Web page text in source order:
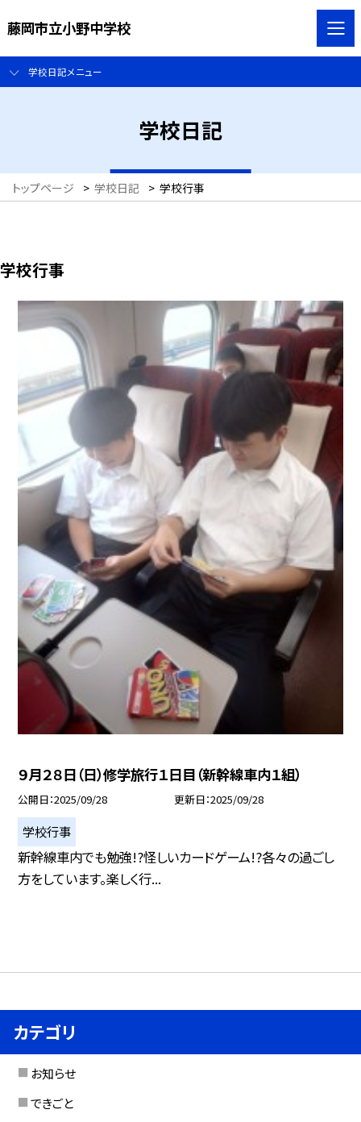
藤岡市立小野中学校
学校日記メニュー
学校日記
トップページ > 学校日記 > 学校行事
学校行事
９月２８日（日）修学旅行１日目（新幹線車内１組）
公開日 2025/09/28 更新日 2025/09/28
学校行事
新幹線車内でも勉強!?怪しいカードゲーム!?各々の過ごし
方をしています。楽しく行...
カテゴリ
お知らせ
できごと